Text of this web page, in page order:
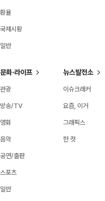
환율
국제시황
일반
문화·라이프
관광
방송/TV
영화
음악
공연/출판
스포츠
일반
뉴스발전소
이슈크래커
요즘, 이거
그래픽스
한 컷